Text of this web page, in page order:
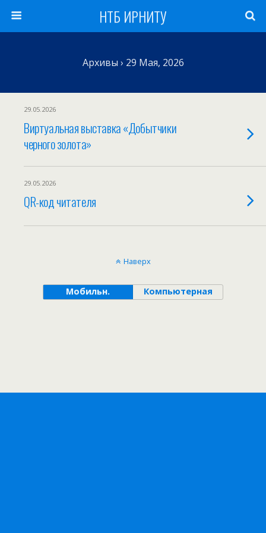
НТБ ИРНИТУ
Архивы › 29 Мая, 2026
29.05.2026
Виртуальная выставка «Добытчики
черного золота»
29.05.2026
QR-код читателя
Наверх
Мобильн. Компьютерная